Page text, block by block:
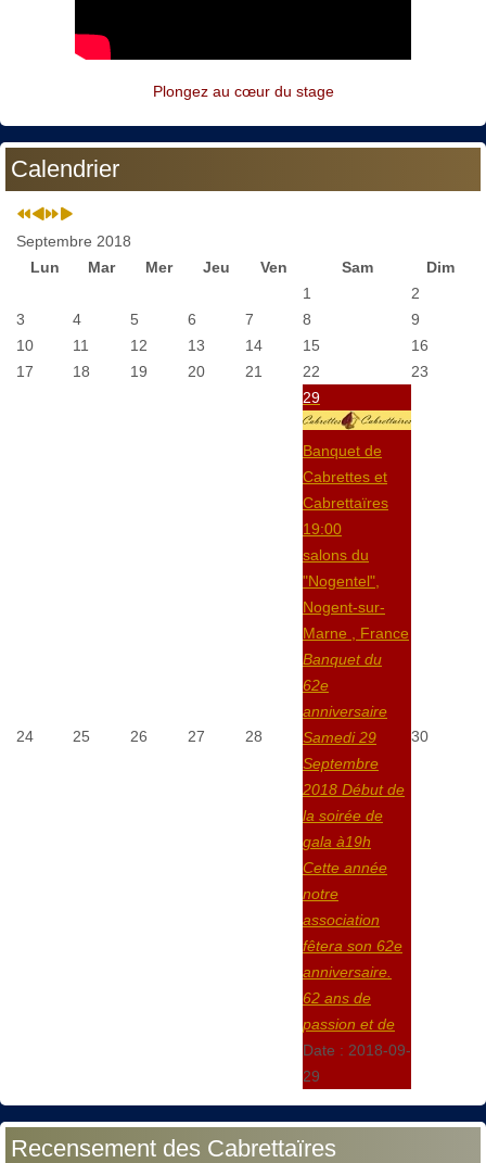
Plongez au cœur du stage
Calendrier
Septembre 2018
Lun
Mar Mer Jeu Ven Sam
Dim
1
2
3
4 5 6 7 8
9
10
11 12 13 14 15
16
17
18 19 20 21 22 23
24 25 26 27 28
29
Banquet de
Cabrettes et
Cabrettaïres
19:00
salons du
"Nogentel",
Nogent-sur-
Marne , France
Banquet du
62e
anniversaire
Samedi 29
Septembre
2018 Début de
la soirée de
gala à19h
Cette année
notre
association
fêtera son 62e
anniversaire.
62 ans de
passion et de
Date : 2018-09-
29
30
Recensement des Cabrettaïres